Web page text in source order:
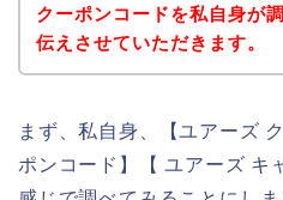
クーポンコードを私自身が
伝えさせていただきます。
まず、私自身、【ユアーズ
ポンコード】【 ユアーズ キ